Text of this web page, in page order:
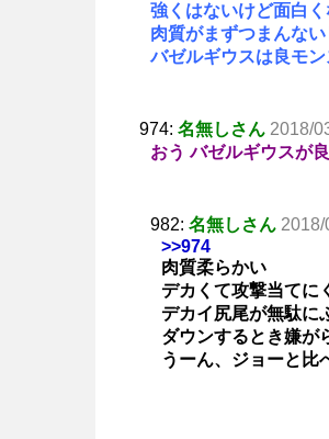
強くはないけど面白
肉質がまずつまんな
バゼルギウスは良モ
974: 名無しさん 2018/
おう バゼルギウスが
982: 名無しさん 2018/
>>974
肉質柔らかい
デカくて攻撃当てに
デカイ尻尾が無駄に
ダウンするとき嫌が
うーん、ジョーと比